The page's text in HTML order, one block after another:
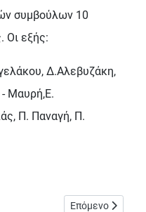
συμβούλων 10
Οι εξής:
Δ.Αλεβυζάκη,
- Μαυρή,Ε.
Π. Παναγή, Π.
ως το ΚΟΡΟΠΟΥΛΗ
Επόμενο άρθρο:
Επόμενο